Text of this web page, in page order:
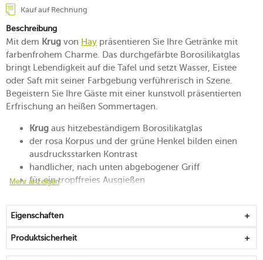
Kauf auf Rechnung
Beschreibung
Mit dem Krug von Hay präsentieren Sie Ihre Getränke mit
farbenfrohem Charme. Das durchgefärbte Borosilikatglas
bringt Lebendigkeit auf die Tafel und setzt Wasser, Eistee
oder Saft mit seiner Farbgebung verführerisch in Szene.
Begeistern Sie Ihre Gäste mit einer kunstvoll präsentierten
Erfrischung an heißen Sommertagen.
Krug aus hitzebeständigem Borosilikatglas
der rosa Korpus und der grüne Henkel bilden einen
ausdrucksstarken Kontrast
handlicher, nach unten abgebogener Griff
für ein tropffreies Ausgießen
Erfrischungen
Handreinigung empfohlen
Mehr anzeigen
Eigenschaften
Produktsicherheit